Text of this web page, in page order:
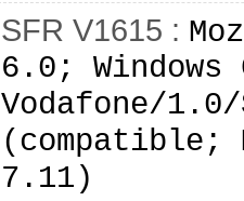
SFR V1615 :
6.0;
Vodafone/1.0/
(compatible;
7.11)